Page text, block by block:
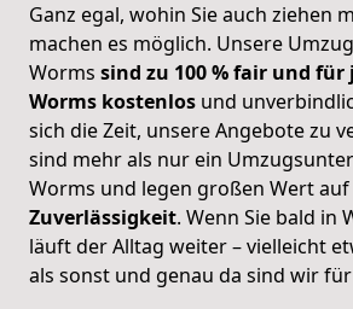
Ganz egal, wohin Sie auch ziehen
machen es möglich. Unsere
Worms sind zu 100 % fair und für
Worms kostenlos und
sich die Zeit, unsere Angebote zu
sind mehr als nur ein
Worms und legen großen Wert auf
Zuverlässigkeit. Wenn Sie bald in
läuft der Alltag weiter – vielleicht
als sonst und genau da sind wir für